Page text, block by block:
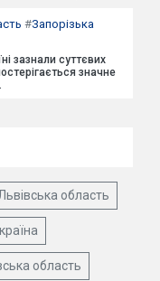
#Запорізька
зазнали суттєвих
значне
область
область